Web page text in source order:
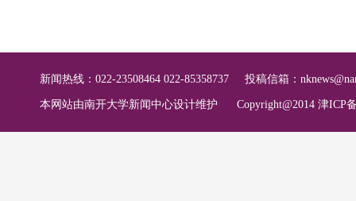
新闻热线：022-23508464 022-85358737 投稿信箱：
本网站由南开大学新闻中心设计维护 Copyright@2014 津ICP